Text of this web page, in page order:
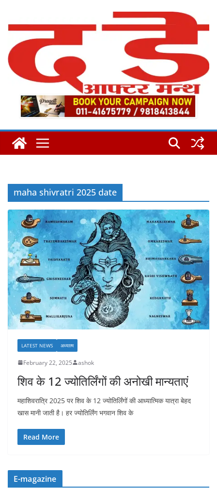
content
maha shivratri 2025 date
LATEST NEWS अध्यात्म
February 22, 2025 ashok
शिव के 12 ज्योतिर्लिंगों की अनोखी मान्यताएं
महाशिवरात्रि 2025 पर शिव के 12 ज्योतिर्लिंगों की आध्यात्मिक यात्रा बेहद
खास मानी जाती है। हर ज्योतिर्लिंग भगवान शिव के
Read More
E-magazine